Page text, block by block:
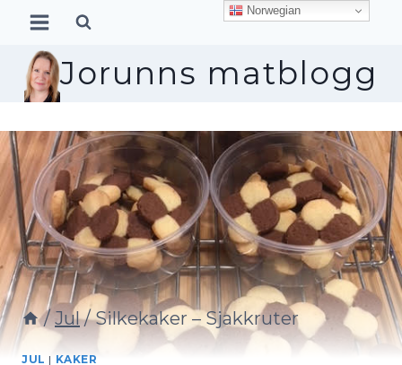
Skip
contentJorunns matblogg
/ Jul / Silkekaker – Sjakkruter
JUL | KAKER
Norwegian